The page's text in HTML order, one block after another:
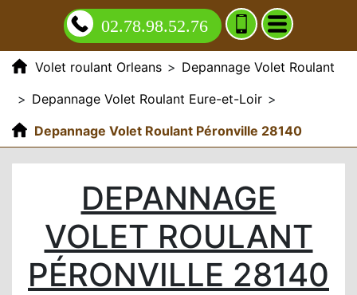
02.78.98.52.76
Volet roulant Orleans > Depannage Volet Roulant
> Depannage Volet Roulant Eure-et-Loir >
Depannage Volet Roulant Péronville 28140
DEPANNAGE
VOLET ROULANT
PÉRONVILLE 28140